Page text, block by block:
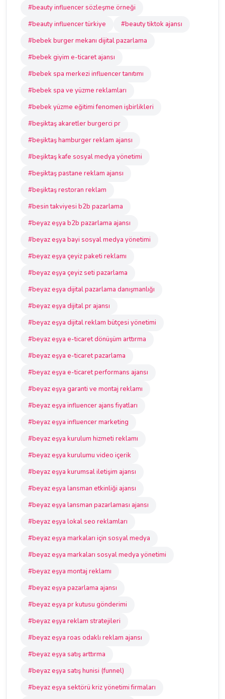
#beauty influencer sözleşme örneği
#beauty influencer türkiye
#beauty tiktok ajansı
#bebek burger mekanı dijital pazarlama
#bebek giyim e-ticaret ajansı
#bebek spa merkezi influencer tanıtımı
#bebek spa ve yüzme reklamları
#bebek yüzme eğitimi fenomen işbirlikleri
#beşiktaş akaretler burgerci pr
#beşiktaş hamburger reklam ajansı
#beşiktaş kafe sosyal medya yönetimi
#beşiktaş pastane reklam ajansı
#beşiktaş restoran reklam
#besin takviyesi b2b pazarlama
#beyaz eşya b2b pazarlama ajansı
#beyaz eşya bayi sosyal medya yönetimi
#beyaz eşya çeyiz paketi reklamı
#beyaz eşya çeyiz seti pazarlama
#beyaz eşya dijital pazarlama danışmanlığı
#beyaz eşya dijital pr ajansı
#beyaz eşya dijital reklam bütçesi yönetimi
#beyaz eşya e-ticaret dönüşüm arttırma
#beyaz eşya e-ticaret pazarlama
#beyaz eşya e-ticaret performans ajansı
#beyaz eşya garanti ve montaj reklamı
#beyaz eşya influencer ajans fiyatları
#beyaz eşya influencer marketing
#beyaz eşya kurulum hizmeti reklamı
#beyaz eşya kurulumu video içerik
#beyaz eşya kurumsal iletişim ajansı
#beyaz eşya lansman etkinliği ajansı
#beyaz eşya lansman pazarlaması ajansı
#beyaz eşya lokal seo reklamları
#beyaz eşya markaları için sosyal medya
#beyaz eşya markaları sosyal medya yönetimi
#beyaz eşya montaj reklamı
#beyaz eşya pazarlama ajansı
#beyaz eşya pr kutusu gönderimi
#beyaz eşya reklam stratejileri
#beyaz eşya roas odaklı reklam ajansı
#beyaz eşya satış arttırma
#beyaz eşya satış hunisi (funnel)
#beyaz eşya sektörü kriz yönetimi firmaları